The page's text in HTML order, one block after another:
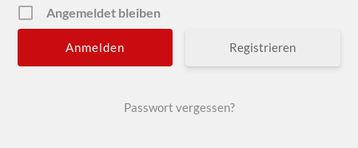
Angemeldet bleiben
Registrieren
Passwort vergessen?